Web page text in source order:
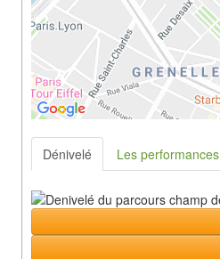
Dénivelé Les performances